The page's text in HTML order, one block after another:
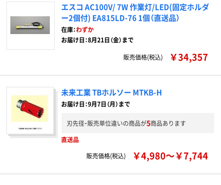
エスコ AC100V/ 7W 作業灯/LED(固定ホルダ
ー2個付) EA815LD-76 1個（直送品）
在庫：わずか
お届け日：8月21日（金）まで
販売価格(税込) ￥34,357
未来工業 TBホルソー MTKB-H
お届け日：9月7日（月）まで
刃先径・販売単位違いの商品が5商品あります
直送品
販売価格(税込)
￥4,980～￥7,744